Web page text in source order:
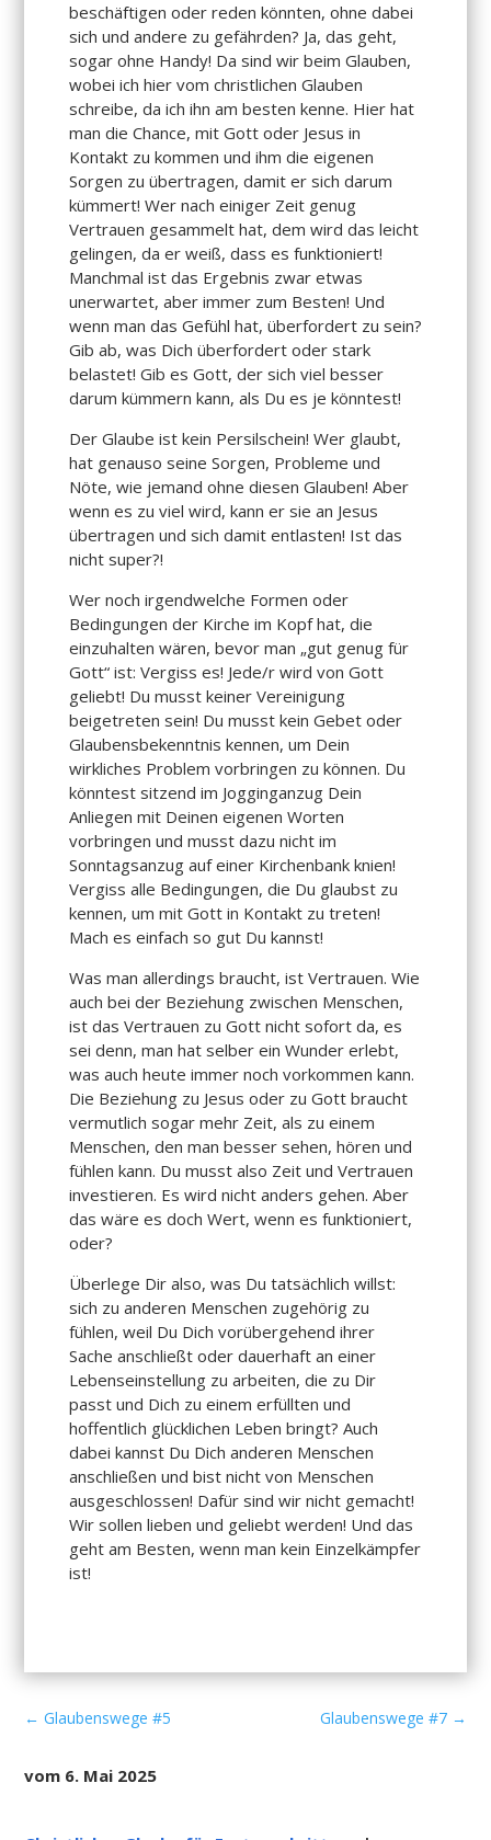
beschäftigen oder reden könnten, ohne dabei
sich und andere zu gefährden? Ja, das geht,
sogar ohne Handy! Da sind wir beim Glauben,
wobei ich hier vom christlichen Glauben
schreibe, da ich ihn am besten kenne. Hier hat
man die Chance, mit Gott oder Jesus in
Kontakt zu kommen und ihm die eigenen
Sorgen zu übertragen, damit er sich darum
kümmert! Wer nach einiger Zeit genug
Vertrauen gesammelt hat, dem wird das leicht
gelingen, da er weiß, dass es funktioniert!
Manchmal ist das Ergebnis zwar etwas
unerwartet, aber immer zum Besten! Und
wenn man das Gefühl hat, überfordert zu sein?
Gib ab, was Dich überfordert oder stark
belastet! Gib es Gott, der sich viel besser
darum kümmern kann, als Du es je könntest!
Der Glaube ist kein Persilschein! Wer glaubt,
hat genauso seine Sorgen, Probleme und
Nöte, wie jemand ohne diesen Glauben! Aber
wenn es zu viel wird, kann er sie an Jesus
übertragen und sich damit entlasten! Ist das
nicht super?!
Wer noch irgendwelche Formen oder
Bedingungen der Kirche im Kopf hat, die
einzuhalten wären, bevor man „gut genug für
Gott“ ist: Vergiss es! Jede/r wird von Gott
geliebt! Du musst keiner Vereinigung
beigetreten sein! Du musst kein Gebet oder
Glaubensbekenntnis kennen, um Dein
wirkliches Problem vorbringen zu können. Du
könntest sitzend im Jogginganzug Dein
Anliegen mit Deinen eigenen Worten
vorbringen und musst dazu nicht im
Sonntagsanzug auf einer Kirchenbank knien!
Vergiss alle Bedingungen, die Du glaubst zu
kennen, um mit Gott in Kontakt zu treten!
Mach es einfach so gut Du kannst!
Was man allerdings braucht, ist Vertrauen. Wie
auch bei der Beziehung zwischen Menschen,
ist das Vertrauen zu Gott nicht sofort da, es
sei denn, man hat selber ein Wunder erlebt,
was auch heute immer noch vorkommen kann.
Die Beziehung zu Jesus oder zu Gott braucht
vermutlich sogar mehr Zeit, als zu einem
Menschen, den man besser sehen, hören und
fühlen kann. Du musst also Zeit und Vertrauen
investieren. Es wird nicht anders gehen. Aber
das wäre es doch Wert, wenn es funktioniert,
oder?
Überlege Dir also, was Du tatsächlich willst:
sich zu anderen Menschen zugehörig zu
fühlen, weil Du Dich vorübergehend ihrer
Sache anschließt oder dauerhaft an einer
Lebenseinstellung zu arbeiten, die zu Dir
passt und Dich zu einem erfüllten und
hoffentlich glücklichen Leben bringt? Auch
dabei kannst Du Dich anderen Menschen
anschließen und bist nicht von Menschen
ausgeschlossen! Dafür sind wir nicht gemacht!
Wir sollen lieben und geliebt werden! Und das
geht am Besten, wenn man kein Einzelkämpfer
ist!
←Glaubenswege #5 Glaubenswege #7→
vom 6. Mai 2025